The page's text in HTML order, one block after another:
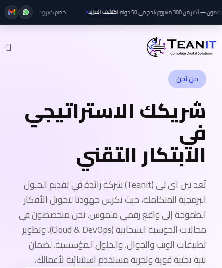
ناجح في 50 دولة. اكتشف المزيد خصم كبير وحصري على جميع
من نحن
شريكك الاستراتيجي
في
الابتكار التقني
تُعد تين اى تى (Teanit) شركة رائدة في تقديم الحلول
البرمجية المتكاملة، حيث نكرس جهودنا لتحويل الأفكار
الطموحة إلى واقع رقمي ملموس. نحن متخصصون في
مجالات الحوسبة السحابية (Cloud & DevOps)، وتطوير
تطبيقات الويب والجوال، والحلول المؤسسية، لضمان
بنية تحتية قوية وتجربة مستخدم استثنائية لأعمالك.